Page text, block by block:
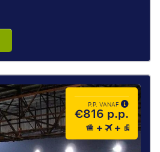
P.P. VANAF
€816 p.p.